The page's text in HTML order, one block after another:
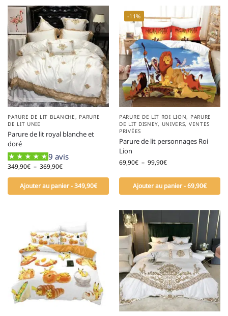
PARURE DE LIT BLANCHE, PARURE
DE LIT UNIE
Parure de lit royal blanche et
doré
9 avis
349,90€ – 369,90€
Ajouter au panier - 349,90€
-11%
PARURE DE LIT ROI LION, PARURE
DE LIT DISNEY, UNIVERS, VENTES
PRIVÉES
Parure de lit personnages Roi
Lion
69,90€ – 99,90€
Ajouter au panier - 69,90€